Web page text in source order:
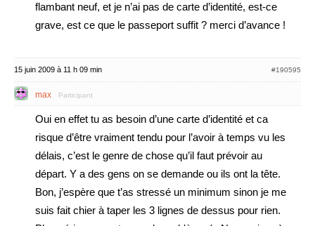
flambant neuf, et je n’ai pas de carte d’identité, est-ce
grave, est ce que le passeport suffit ? merci d’avance !
15 juin 2009 à 11 h 09 min #190595
max Participant
Oui en effet tu as besoin d’une carte d’identité et ca
risque d’être vraiment tendu pour l’avoir à temps vu les
délais, c’est le genre de chose qu’il faut prévoir au
départ. Y a des gens on se demande ou ils ont la tête.
Bon, j’espère que t’as stressé un minimum sinon je me
suis fait chier à taper les 3 lignes de dessus pour rien.